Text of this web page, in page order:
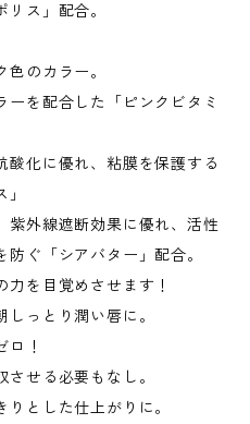
リス」配合。
のカラー。
を配合した「ピンクビタミ
酸化に優れ、粘膜を保護する
紫外線遮断効果に優れ、活性
ぐ「シアバター」配合。
を目覚めさせます！
っとり潤い唇に。
ロ！
せる必要もなし。
とした仕上がりに。